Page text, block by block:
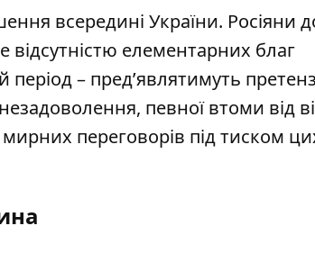
всередині України. Росіяни
відсутністю елементарних благ
– пред’являтимуть
певної втоми від
переговорів під тиском